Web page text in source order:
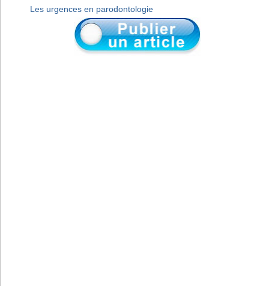
Les urgences en parodontologie